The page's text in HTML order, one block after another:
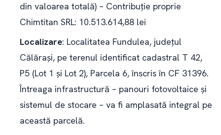
din valoarea totală) – Contribuție proprie
Chimtitan SRL: 10.513.614,88 lei
Localizare: Localitatea Fundulea, județul
Călărași, pe terenul identificat cadastral T 42,
P5 (Lot 1 și Lot 2), Parcela 6, înscris în CF 31396.
Întreaga infrastructură – panouri fotovoltaice și
sistemul de stocare – va fi amplasată integral pe
această parcelă.